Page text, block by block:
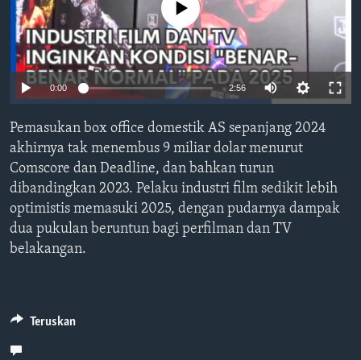
Auto 240p 480p
1080p
No media source currently available
0:00 2:56 Auto
1080p
Pemasukan box office domestik AS sepanjang 2024
akhirnya tak menembus 9 miliar dolar menurut
Comscore dan Deadline, dan bahkan turun
dibandingkan 2023. Pelaku industri film sedikit lebih
optimistis memasuki 2025, dengan pudarnya dampak
dua pukulan beruntun bagi perfilman dan TV
belakangan.
Teruskan